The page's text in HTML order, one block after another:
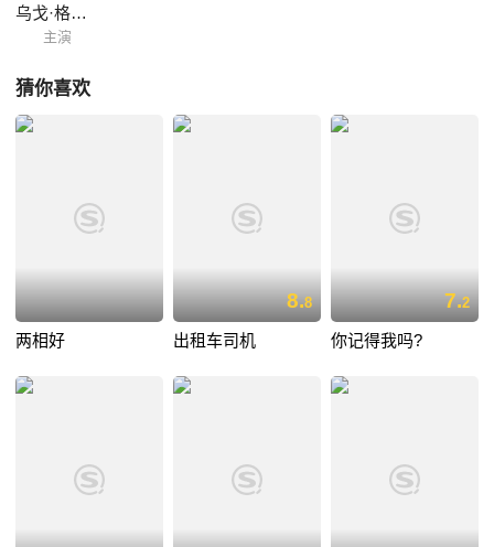
乌戈·格雷戈雷蒂
主演
猜你喜欢
两相好
8.8
出租车司机
7.2
你记得我吗?